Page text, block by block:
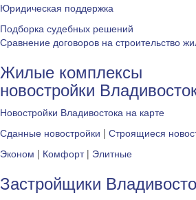
Юридическая поддержка
Подборка судебных решений
Сравнение договоров на строительство
Жилые комплексы
новостройки
Новостройки Владивостока на карте
Сданные новостройки | Строящиеся
Эконом | Комфорт| Элитные
Застройщики